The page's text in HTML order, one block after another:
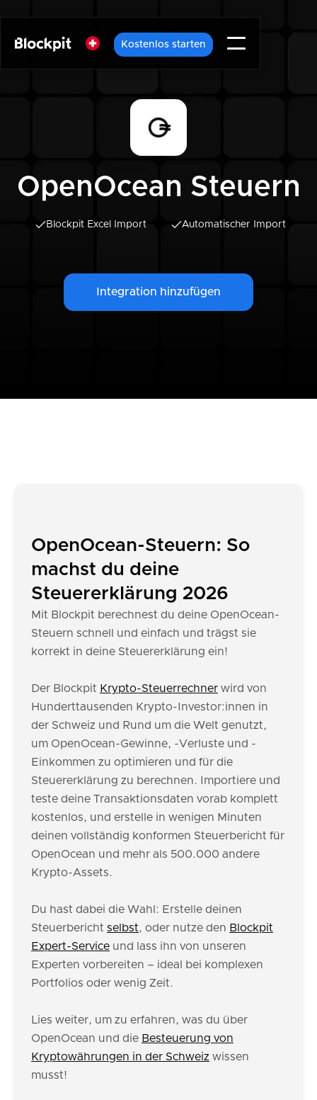
Kostenlos starten
OpenOcean Steuern
Blockpit Excel Import Automatischer Import
Integration hinzufügen
OpenOcean-Steuern: So
machst du deine
Steuererklärung 2026
Mit Blockpit berechnest du deine OpenOcean-
Steuern schnell und einfach und trägst sie
korrekt in deine Steuererklärung ein!
Der Blockpit Krypto-Steuerrechner wird von
Hunderttausenden Krypto-Investor:innen in
der Schweiz und Rund um die Welt genutzt,
um OpenOcean-Gewinne, -Verluste und -
Einkommen zu optimieren und für die
Steuererklärung zu berechnen. Importiere und
teste deine Transaktionsdaten vorab komplett
kostenlos, und erstelle in wenigen Minuten
deinen vollständig konformen Steuerbericht für
OpenOcean und mehr als 500.000 andere
Krypto-Assets.
Du hast dabei die Wahl: Erstelle deinen
Steuerbericht selbst, oder nutze den Blockpit
Expert-Service und lass ihn von unseren
Experten vorbereiten – ideal bei komplexen
Portfolios oder wenig Zeit.
Lies weiter, um zu erfahren, was du über
OpenOcean und die Besteuerung von
Kryptowährungen in der Schweiz wissen
musst!